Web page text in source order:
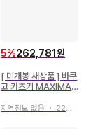
5%262,781원
[ 미개봉 새상품 ] 바쿠
고 카츠키 MAXIMAT
지역정보 없음 ・ 22일 전